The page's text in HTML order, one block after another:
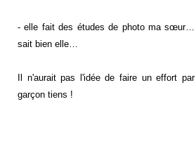
- elle fait des études de photo ma sœur…
sait bien elle…
Il n'aurait pas l'idée de faire un effort
garçon tiens !